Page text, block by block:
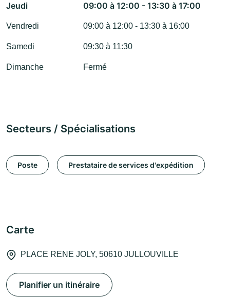
Jeudi 09:00 à 12:00 - 13:30 à 17:00
Vendredi 09:00 à 12:00 - 13:30 à 16:00
Samedi 09:30 à 11:30
Dimanche Fermé
Secteurs / Spécialisations
Poste Prestataire de services d'expédition
Carte
PLACE RENE JOLY, 50610 JULLOUVILLE
Planifier un itinéraire